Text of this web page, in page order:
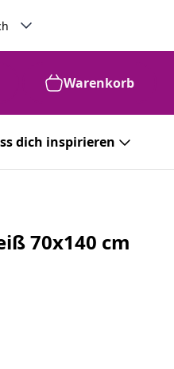
Warenkorb
dich inspirieren
70x140 cm